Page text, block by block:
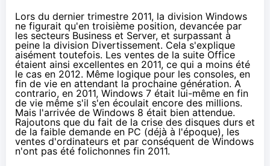
Lors du dernier trimestre 2011, la division Windows
ne figurait qu'en troisième position, devancée par
les secteurs Business et Server, et surpassant à
peine la division Divertissement. Cela s'explique
aisément toutefois. Les ventes de la suite Office
étaient ainsi excellentes en 2011, ce qui a moins été
le cas en 2012. Même logique pour les consoles, en
fin de vie en attendant la prochaine génération. A
contrario, en 2011, Windows 7 était lui-même en fin
de vie même s'il s'en écoulait encore des millions.
Mais l'arrivée de Windows 8 était bien attendue.
Rajoutons que du fait de la crise des disques durs et
de la faible demande en PC (déjà à l'époque), les
ventes d'ordinateurs et par conséquent de Windows
n'ont pas été folichonnes fin 2011.